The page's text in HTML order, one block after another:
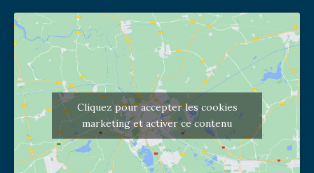
Cliquez pour accepter les cookies
marketing et activer ce contenu